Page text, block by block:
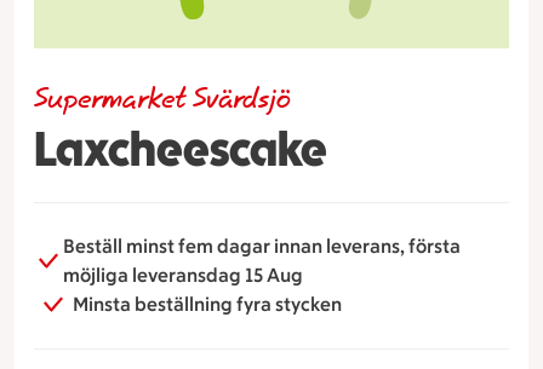
Laxcheescake
Supermarket Svärdsjö
Beställ minst fem dagar innan leverans, första
möjliga leveransdag 15 Aug
Minsta beställning fyra stycken